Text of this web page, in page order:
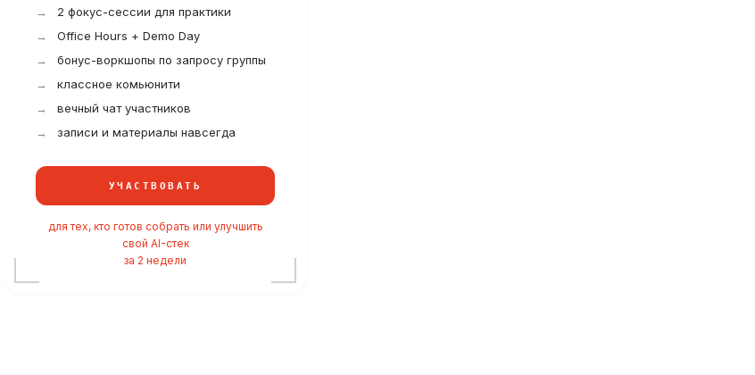
2 фокус-сессии для практики
Office Hours + Demo Day
бонус-воркшопы по запросу группы
классное комьюнити
вечный чат участников
записи и материалы навсегда
УЧАСТВОВАТЬ
для тех, кто готов собрать или улучшить
свой AI-стек
за 2 недели